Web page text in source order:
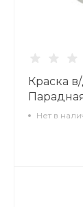
Краска
Нет в